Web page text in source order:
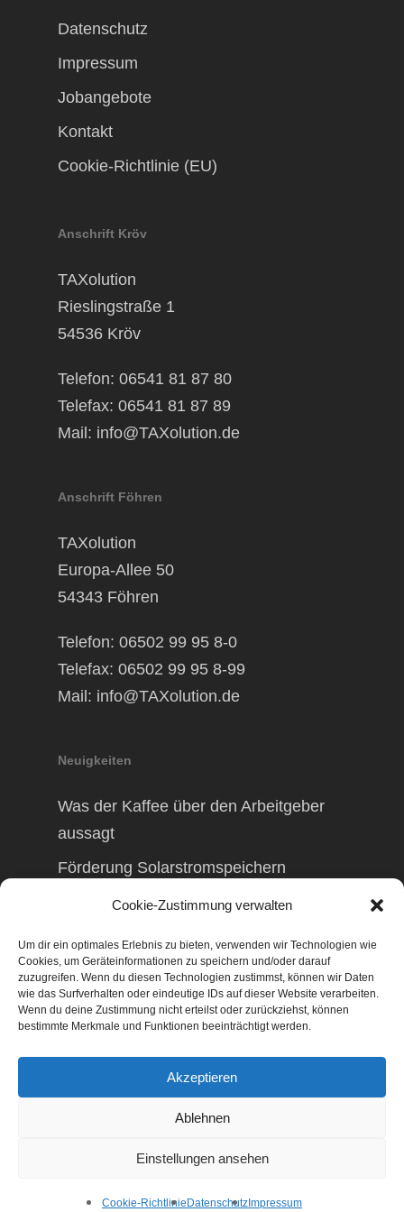
Cookie-Zustimmung verwalten
Um dir ein optimales Erlebnis zu bieten, verwenden wir Technologien wie
Cookies, um Geräteinformationen zu speichern und/oder darauf
zuzugreifen. Wenn du diesen Technologien zustimmst, können wir Daten
wie das Surfverhalten oder eindeutige IDs auf dieser Website verarbeiten.
Wenn du deine Zustimmung nicht erteilst oder zurückziehst, können
bestimmte Merkmale und Funktionen beeinträchtigt werden.
Akzeptieren
Ablehnen
Einstellungen ansehen
Cookie-Richtlinie Datenschutz Impressum
Datenschutz
Impressum
Jobangebote
Kontakt
Cookie-Richtlinie (EU)
Anschrift Kröv
TAXolution
Rieslingstraße 1
54536 Kröv
Telefon: 06541 81 87 80
Telefax: 06541 81 87 89
Mail: info@TAXolution.de
Anschrift Föhren
TAXolution
Europa-Allee 50
54343 Föhren
Telefon: 06502 99 95 8-0
Telefax: 06502 99 95 8-99
Mail: info@TAXolution.de
Neuigkeiten
Was der Kaffee über den Arbeitgeber
aussagt
Förderung Solarstromspeichern
Förderung Balkonkraftwerk
© 2026 TAXolution – Beratung,
Lohnabrechnungen, Erfassung lfd.
Lohnabrechnung, Betriebswirtschaftliche
Beratung, Finanzierungsberatung,
Gestaltungsberatung,
Existenzgründungsberatung, Marketing,
facebook